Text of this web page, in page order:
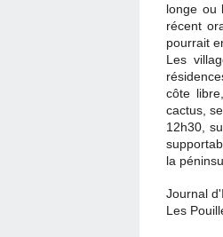
longe ou
récent
pourrait
Les
côte
cactus,
12h30,
la
Journal
Les